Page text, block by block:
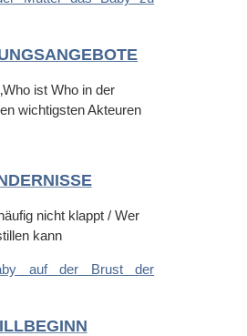
ist Who in der
wichtigsten Akteuren
nicht klappt / Wer
kann